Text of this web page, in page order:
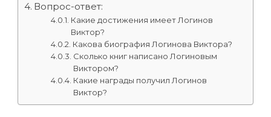
Вопрос-ответ:
Какие достижения имеет Логинов
Виктор?
Какова биография Логинова Виктора?
Сколько книг написано Логиновым
Виктором?
Какие награды получил Логинов
Виктор?